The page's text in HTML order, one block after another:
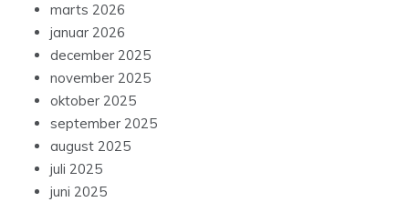
marts 2026
januar 2026
december 2025
november 2025
oktober 2025
september 2025
august 2025
juli 2025
juni 2025